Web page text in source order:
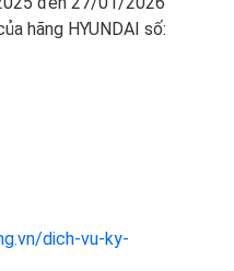
hãng HYUNDAI số:
dich-vu-ky-